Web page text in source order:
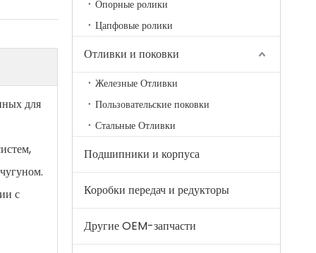
для
с
Опорные ролики
Цапфовые ролики
Отливки и поковки
Железные Отливки
Пользовательские поковки
Стальные Отливки
Подшипники и корпуса
Коробки передач и редукторы
Другие OEM-запчасти